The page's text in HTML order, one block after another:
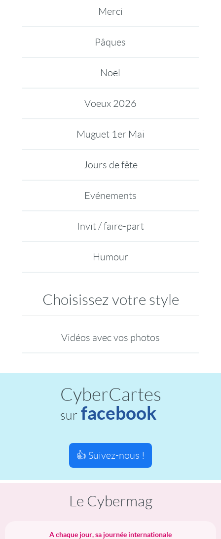
Merci
Pâques
Noël
Voeux 2026
Muguet 1er Mai
Jours de fête
Evénements
Invit / faire-part
Humour
Choisissez votre style
Vidéos avec vos photos
CyberCartes
sur facebook
👍 Suivez-nous !
Le Cybermag
A chaque jour, sa journée internationale